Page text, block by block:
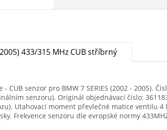
433/315 MHz CUB stříbrný
senzor pro BMW 7 SERIES (2002 - 2005).
senzoru). Originál objednávací číslo:
Utahovací moment převlečné matice ventilu
Frekvence senzoru dle evropské normy